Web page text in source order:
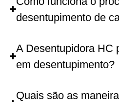
desentupimento de
A Desentupidora HC
em desentupimento?
Quais são as